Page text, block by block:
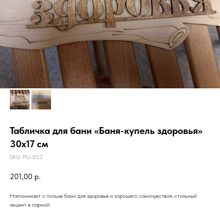
Табличка для бани «Баня-купель здоровья»
30х17 см
SKU: PU-053
201,00 р.
Напоминает о пользе бани для здоровья и хорошего самочувствия, стильный
акцент в парной.